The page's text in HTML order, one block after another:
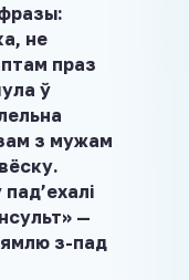
не
праз
ў
з мужам
—
з-пад